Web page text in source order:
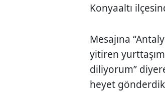
Konyaaltı
Mesajına
yitiren
diliyorum”
heyet